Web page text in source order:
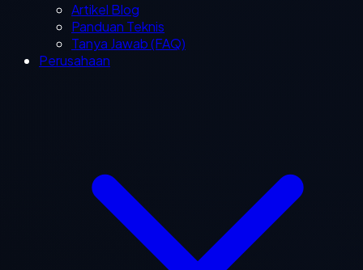
Artikel Blog
Panduan Teknis
Tanya Jawab (FAQ)
Perusahaan